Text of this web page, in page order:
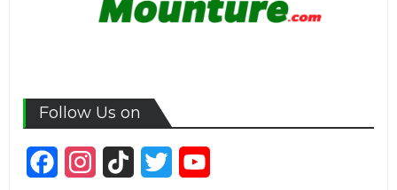
Follow Us on
FacebookInstagram
TikTok Twitter